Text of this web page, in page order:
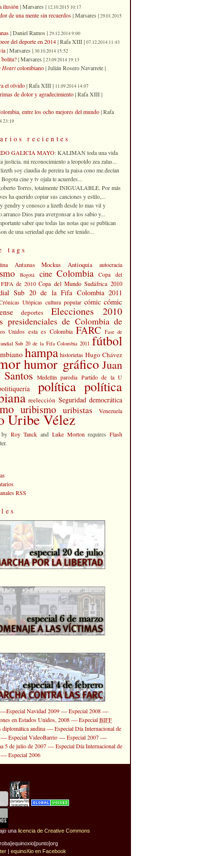
ilusión | Marsares | 12.10.2015 10:17
de una mente sin recuerdos| Marsares | 29.01.2015
| Daniel Ramos | 29.12.2014 9:00
del deporte en 2014| Rafa XIII | 07.12.2014 11:43
| Marsares | 30.10.2014 15:52
bolita?| Marsares | 23.09.2014 19:13
Heartcolombiano| Julián Rosero Navarrete |
el olvido| Rafa XIII | 11.09.2014 14:07
de dolor y agradecimiento| Rafa XIII |
entre los ocho mejores del mundo| Rafa
23:19
recientes
GALICIA MAYO: KALIMAN toda una vida
justicia. mi reconocimiento a leopoldo zea zalas...
soy claudia de pereira la paisa cono me.decían
cine y tv ojala te acuerdes...
Torres, totalmente INIGUALABLE. Por más
ha querido copiar sus canciones y estilo,...
gendry y conosco a lizeth desde lo mas vil y
Dios para avergonsar a los sabio y...
saber que todas las notas que se publican
de una seriedad que debe ser tenido...
tags
Antanas Mockus Antioquia autocracia
Bogotá cine Colombia
Copa del
de 2010 Copa del Mundo Sudáfrica 2010
Sub 20 de la Fifa Colombia 2011
Utópicas cultura popular cómic cómic
deportes Elecciones 2010
presidenciales de Colombia de
Unidos esta es Colombia FARC Fase de
Sub 20 de la Fifa Colombia 2011 fútbol
hampa historietas Hugo Chávez
humor gráfico Juan
Medellín parodia Partido de la U
política política
reelección Seguridad democrática
uribismo uribistas Venezuela
Uribe Vélez
by Roy Tanck and Luke Morton requires Flash
RSS
—Especial Navidad 2009—Especial 2008—
en Estados Unidos, 2008—EspecialBIFF
diplomática andina—Especial Día Internacional de
—Especial VideoBarrio—Especial 2007—
5 de julio de 2007—Especial Día Internacional de
—Especial 2006
una licencia de Creative Commons
|equinoXio en Facebook